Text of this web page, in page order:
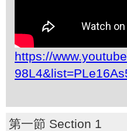
https://
第一節 Section 1